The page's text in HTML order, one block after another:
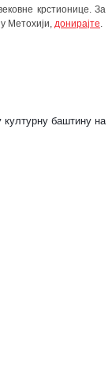
крстионице. За
Метохији, донирајте.
културну баштину на